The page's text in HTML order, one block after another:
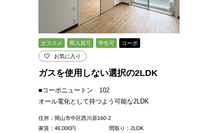
オススメ 即入居可 学生可 コーポ
お気に入り
ガスを使用しない選択の2LDK
■コーポニュートン 102
オール電化として持つよう可能な2LDK
住所：岡山市中区西川原160-2
家賃： 46,000円
間取り：2LDK